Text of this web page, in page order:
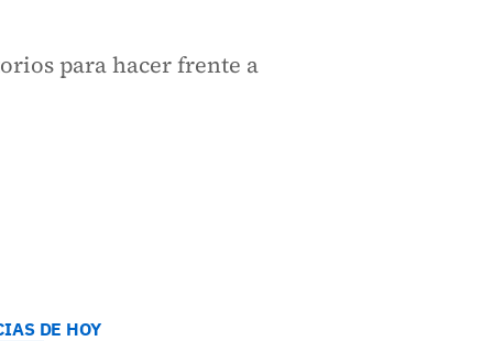
para hacer frente a
DE HOY